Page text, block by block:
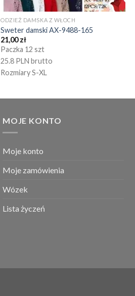
ODZIEŻ DAMSKA Z WŁOCH
Sweter damski AX-9488-165
21,00zł
Paczka 12 szt
25.8 PLN brutto
Rozmiary S-XL
MOJE KONTO
Moje konto
Moje zamówienia
Wózek
Lista życzeń